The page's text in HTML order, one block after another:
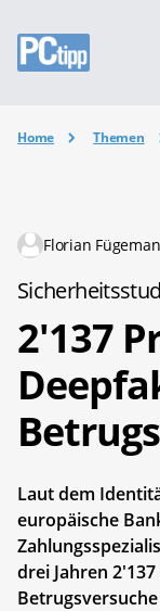
Home Themen
Florian
2'137
Laut dem
europäische
drei Jahren